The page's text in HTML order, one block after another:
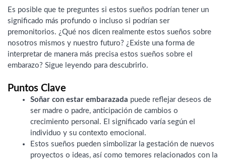
Es posible que te preguntes si estos sueños podrían tener un
significado más profundo o incluso si podrían ser
premonitorios. ¿Qué nos dicen realmente estos sueños sobre
nosotros mismos y nuestro futuro? ¿Existe una forma de
interpretar de manera más precisa estos sueños sobre el
embarazo? Sigue leyendo para descubrirlo.
Puntos Clave
Soñar con estar embarazada puede reflejar deseos de
ser madre o padre, anticipación de cambios o
crecimiento personal. El significado varía según el
individuo y su contexto emocional.
Estos sueños pueden simbolizar la gestación de nuevos
proyectos o ideas, así como temores relacionados con la